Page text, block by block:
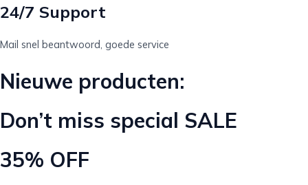
24/7 Support
Mail snel beantwoord, goede service
Nieuwe producten:
Don’t miss special SALE
35% OFF